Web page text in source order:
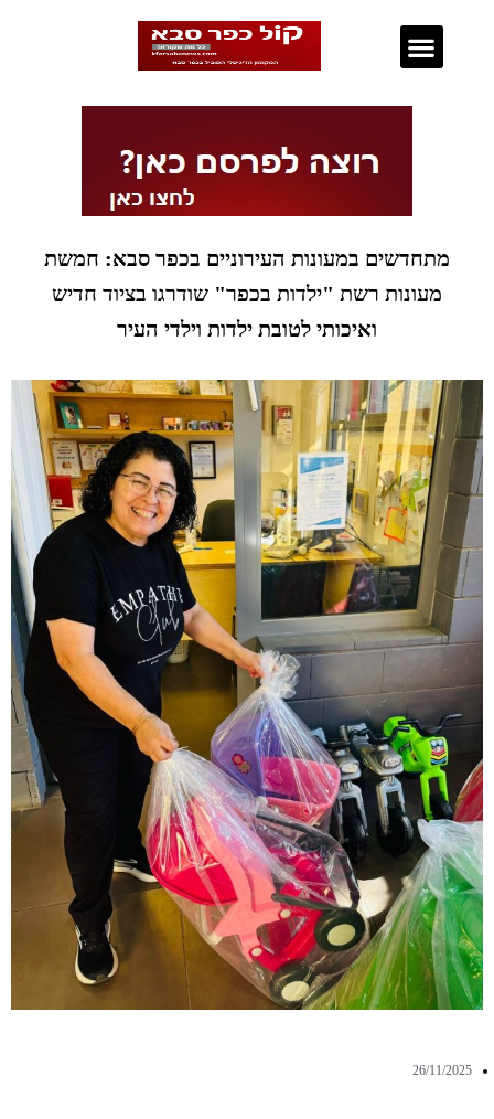
מתחדשים במעונות העירוניים בכפר סבא: חמשת
מעונות רשת "ילדות בכפר" שודרגו בציוד חדיש
ואיכותי לטובת ילדות וילדי העיר
26/11/2025